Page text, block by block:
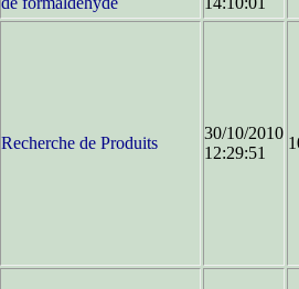
Recherche de Produits
30/10/2010
12:29:51